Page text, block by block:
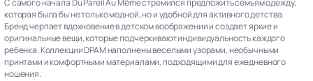
С самого начала Du Pareil Au Même стремился предложить семьям одежду,
которая была бы не только модной, но и удобной для активного детства.
Бренд черпает вдохновение в детском воображении и создает яркие и
оригинальные вещи, которые подчеркивают индивидуальность каждого
ребенка. Коллекции DPAM наполнены веселыми узорами, необычными
принтами и комфортными материалами, подходящими для ежедневного
ношения.